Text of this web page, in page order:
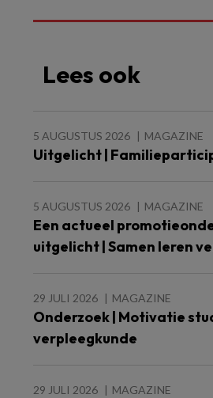
Lees ook
5 AUGUSTUS 2026 MAGAZINE
Uitgelicht |
5 AUGUSTUS 2026 MAGAZINE
Een actueel
uitgelicht | Samen leren
29 JULI 2026 MAGAZINE
Onderzoek | Motivatie
verpleegkunde
29 JULI 2026 MAGAZINE